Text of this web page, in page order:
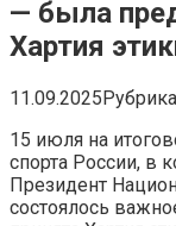
— была
Хартия
11.09.2025
15 июля на
спорта России, в
Президент
состоялось